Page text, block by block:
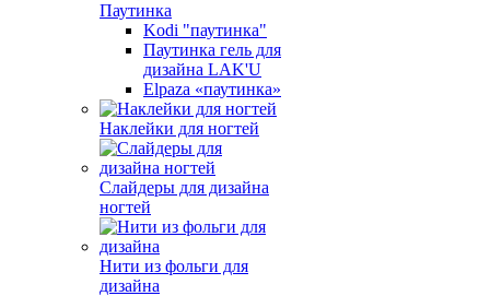
Паутинка
Kodi "паутинка"
Паутинка гель для
дизайна LAK'U
Elpaza «паутинка»
Наклейки для ногтей
Слайдеры для дизайна
ногтей
Нити из фольги для
дизайна